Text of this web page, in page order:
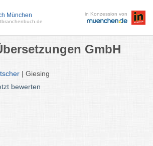
München in Konzession von
GmbH
| Giesing
bewerten